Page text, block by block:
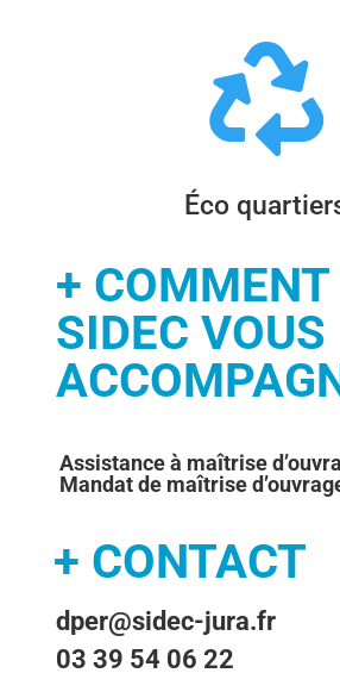

Éco
+ COMMENT
SIDEC VOUS
Assistance à maîtrise
Mandat de maîtrise
+ CONTACT
dper@sidec-jura.fr
03 39 54 06 22